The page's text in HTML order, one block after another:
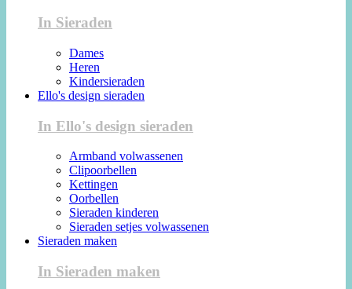
In Sieraden
Dames
Heren
Kindersieraden
Ello's design sieraden
In Ello's design sieraden
Armband volwassenen
Clipoorbellen
Kettingen
Oorbellen
Sieraden kinderen
Sieraden setjes volwassenen
Sieraden maken
In Sieraden maken